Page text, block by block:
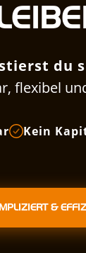
du
flexibel
Kein
&